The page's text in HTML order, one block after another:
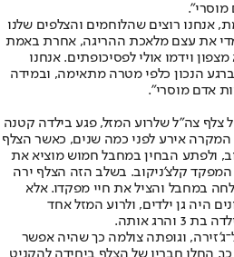
אנחנו רוצים שהלוחמים והצלפים שלנו
מדי את עצם מלאכת ההריגה, אחרת באמת
וידמו אולי לפסיכופתים. אנחנו
הנכון כלפי מטרה מתאימה, ובמידה
אדם מוסרי".
צלף צה"ל שלרוע המזל, פגע בילדה קטנה
אירע לפני כמה שנים, כאשר הצלף
ולפתע הבחין במחבל חמוש מוציא את
המפקד קלצ'ניקוב. בשלב הזה הצלף ירה
במחבל והציל את חיי מפקדו. אלא
היה גן ילדים, ולרוע המזל אחד
אותה.
וגופתה צולמה כך שהיה אפשר